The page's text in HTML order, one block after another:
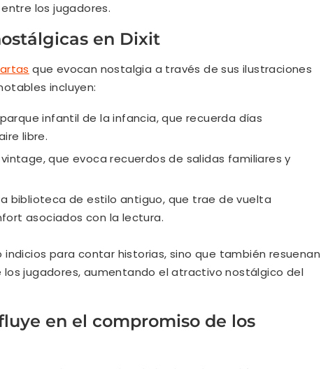
los jugadores.
en Dixit
que evocan nostalgia a través de sus ilustraciones
incluyen:
infantil de la infancia, que recuerda días
libre.
que evoca recuerdos de salidas familiares y
biblioteca de estilo antiguo, que trae de vuelta
asociados con la lectura.
para contar historias, sino que también resuenan
los jugadores, aumentando el atractivo nostálgico del
en el compromiso de los